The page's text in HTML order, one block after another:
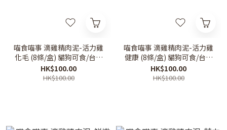
喵食喵事 滴雞精肉泥-活力雞
化毛 (8條/盒) 貓狗可食/台灣
製造//犬貓適用/無添加
HK$100.00
HK$100.00
喵食喵事 滴雞精肉泥-活力雞
健康 (8條/盒) 貓狗可食/台灣
製造//犬貓適用/無添加
HK$100.00
HK$100.00